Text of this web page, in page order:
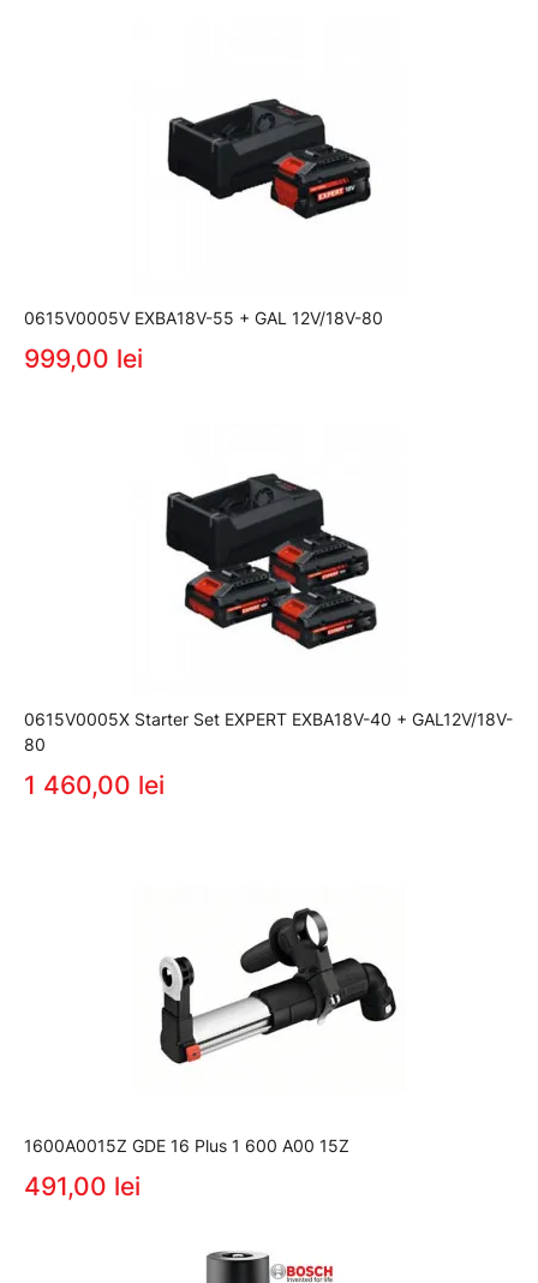
0615V0005V EXBA18V-55 + GAL 12V/18V-80
999,00 lei
0615V0005X Starter Set EXPERT EXBA18V-40 + GAL12V/18V-
80
1 460,00 lei
1600A0015Z GDE 16 Plus 1 600 A00 15Z
491,00 lei